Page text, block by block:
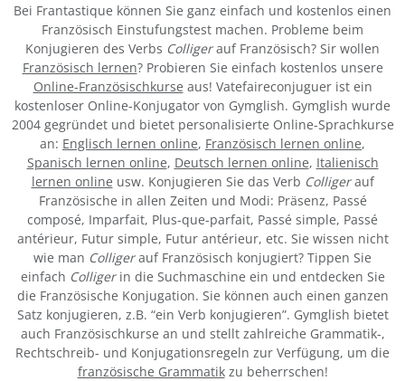
Bei Frantastique können Sie ganz einfach und kostenlos einen
Französisch Einstufungstest machen. Probleme beim
Konjugieren des Verbs Colligerauf Französisch? Sir wollen
Französisch lernen? Probieren Sie einfach kostenlos unsere
Online-Französischkurse aus! Vatefaireconjuguer ist ein
kostenloser Online-Konjugator von Gymglish. Gymglish wurde
2004 gegründet und bietet personalisierte Online-Sprachkurse
an: Englisch lernen online, Französisch lernen online,
Spanisch lernen online, Deutsch lernen online, Italienisch
lernen online usw. Konjugieren Sie das Verb Colligerauf
Französische in allen Zeiten und Modi: Präsenz, Passé
composé, Imparfait, Plus-que-parfait, Passé simple, Passé
antérieur, Futur simple, Futur antérieur, etc. Sie wissen nicht
wie man Colligerauf Französisch konjugiert? Tippen Sie
einfach Colligerin die Suchmaschine ein und entdecken Sie
die Französische Konjugation. Sie können auch einen ganzen
Satz konjugieren, z.B. “ein Verb konjugieren”. Gymglish bietet
auch Französischkurse an und stellt zahlreiche Grammatik-,
Rechtschreib- und Konjugationsregeln zur Verfügung, um die
französische Grammatikzu beherrschen!